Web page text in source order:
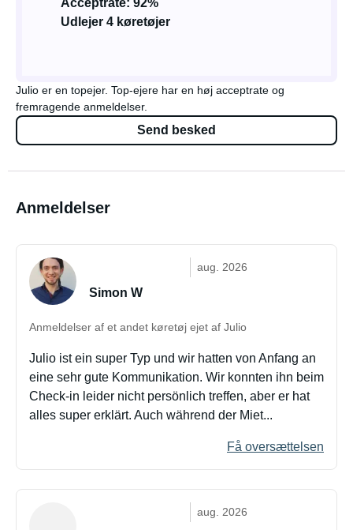
Acceptrate: 92%
Udlejer 4 køretøjer
Julio er en topejer. Top-ejere har en høj acceptrate og
fremragende anmeldelser.
Send besked
Anmeldelser
aug. 2026
Simon W
Anmeldelser af et andet køretøj ejet af Julio
Julio ist ein super Typ und wir hatten von Anfang an
eine sehr gute Kommunikation. Wir konnten ihn beim
Check-in leider nicht persönlich treffen, aber er hat
alles super erklärt. Auch während der Miet...
Få oversættelsen
aug. 2026